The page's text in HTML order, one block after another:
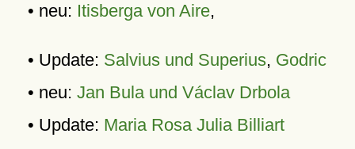
• neu: Itisberga von Aire,
• Update: Salvius und Superius, Godric
• neu: Jan Bula und Václav Drbola
• Update: Maria Rosa Julia Billiart